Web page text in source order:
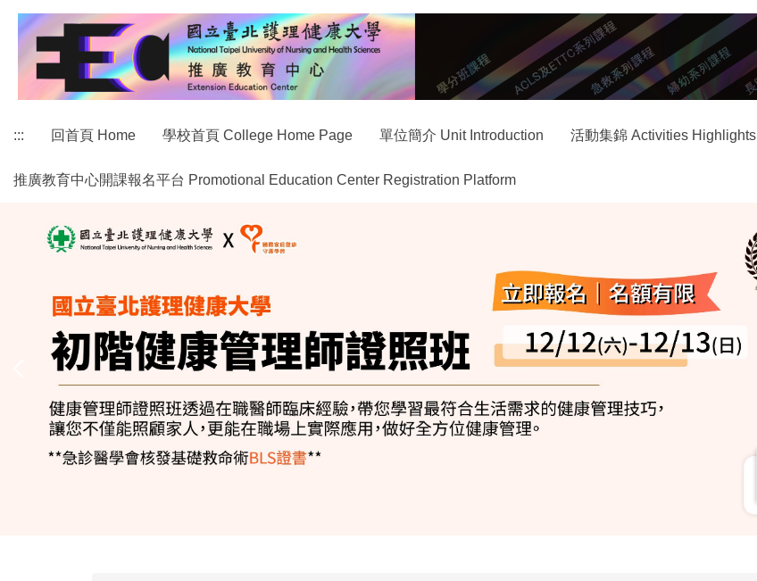
跳
到
內
區
::: 回首頁 Home 學校首頁 College Home Page 單位簡介 Unit Introduction 活動集錦 Activities Highlights
推廣教育中心開課報名平台 Promotional Education Center Registration Platform